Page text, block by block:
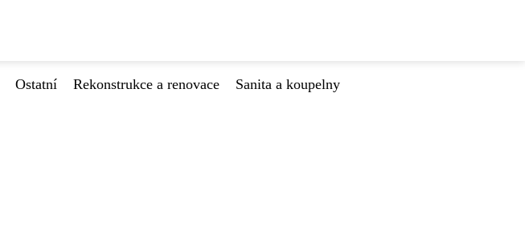
Ostatní Rekonstrukce a renovace
Sanita a koupelny